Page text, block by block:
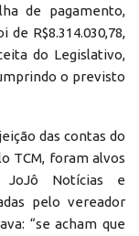
de pagamento,
R$8.314.030,78,
do Legislativo,
o previsto
das contas do
TCM, foram alvos
JoJô Notícias e
pelo vereador
“se acham que